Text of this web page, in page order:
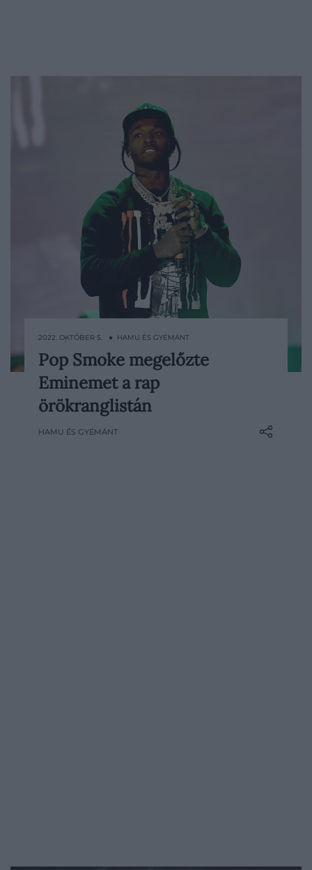
Ennyi ideig még egyetlen lemez sem
vezette a hip-hop lemezlistát. Eddig
Eminem volt a csúcstartó.
2022. OKTÓBER 5. ● HAMU ÉS GYÉMÁNT
Pop Smoke megelőzte
Eminemet a rap
örökranglistán
HAMU ÉS GYÉMÁNT